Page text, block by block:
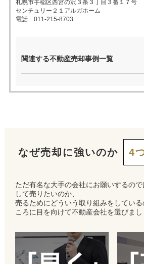
来店予約
札幌市手稲区西宮の沢３条３丁目３番１７号
センチュリー２１アルガホーム
電話 011-215-8703
関連する不動産売却事例一覧
なぜ売却に強いのか 4
ただ有名な大手の会社にお願いするの
して売りたいのか、
売るためにどういう取り組みをしてい
ころに目を向けて不動産会社を選びまし